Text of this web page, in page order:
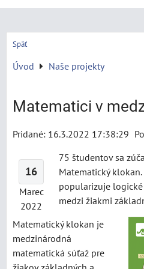
Späť
Úvod
Naše projekty
Matematici v
Pridané: 16.3.2022 17:38:29
16
Marec
2022
75 študentov sa
Matematický
popularizuje
medzi žiakmi
Matematický klokan je
medzinárodná
matematická súťaž pre